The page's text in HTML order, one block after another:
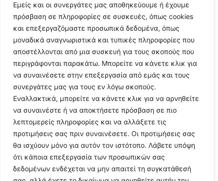
Εμείς και οι συνεργάτες μας αποθηκεύουμε ή έχουμε
πρόσβαση σε πληροφορίες σε συσκευές, όπως cookies
και επεξεργαζόμαστε προσωπικά δεδομένα, όπως
μοναδικά αναγνωριστικά και τυπικές πληροφορίες που
αποστέλλονται από μια συσκευή για τους σκοπούς που
περιγράφονται παρακάτω. Μπορείτε να κάνετε κλικ για
να συναινέσετε στην επεξεργασία από εμάς και τους
συνεργάτες μας για τους εν λόγω σκοπούς.
Εναλλακτικά, μπορείτε να κάνετε κλικ για να αρνηθείτε
να συναινέστε ή να αποκτήσετε πρόσβαση σε πιο
λεπτομερείς πληροφορίες και να αλλάξετε τις
προτιμήσεις σας πριν συναινέσετε. Οι προτιμήσεις σας
θα ισχύουν μόνο για αυτόν τον ιστότοπο. Λάβετε υπόψη
ότι κάποια επεξεργασία των προσωπικών σας
δεδομένων ενδέχεται να μην απαιτεί τη συγκατάθεσή
Follow Us
© 2024 All Rights Reserved